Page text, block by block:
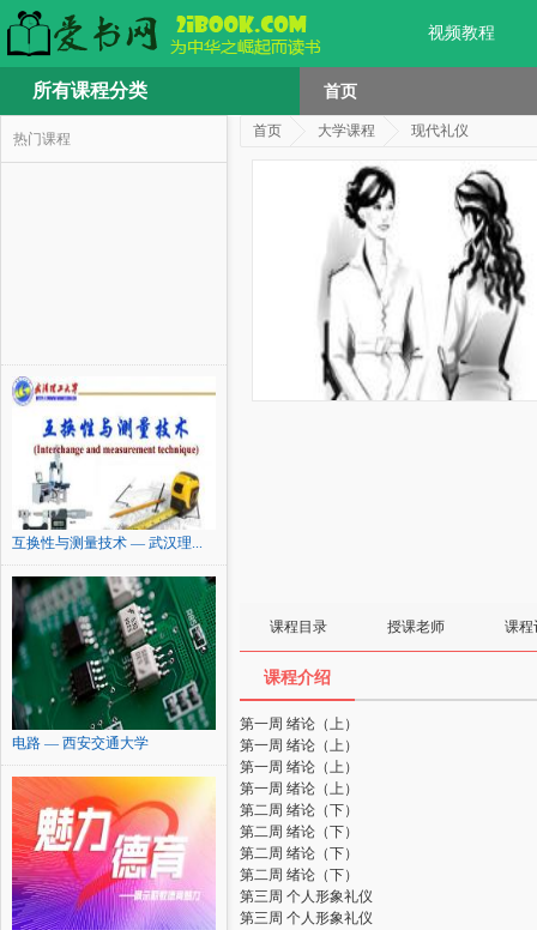
视频教程
所有课程分类 首页
热门课程
互换性与测量技术 — 武汉理...
电路 — 西安交通大学
首页 大学课程 现代礼仪
课程目录 授课老师 课程
课程介绍
第一周 绪论（上）
第一周 绪论（上）
第一周 绪论（上）
第一周 绪论（上）
第二周 绪论（下）
第二周 绪论（下）
第二周 绪论（下）
第二周 绪论（下）
第三周 个人形象礼仪
第三周 个人形象礼仪